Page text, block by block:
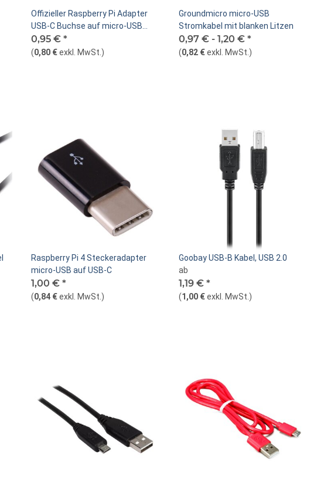
Offizieller Raspberry Pi Adapter
USB-C Buchse auf micro-USB
Stecker
0,95 € *
(0,80 €exkl. MwSt. )
Groundmicro micro-USB
Stromkabel mit blanken Litzen
0,97 € - 1,20 € *
(0,82 €exkl. MwSt. )
Raspberry Pi 4 Steckeradapter
micro-USB auf USB-C
1,00 € *
(0,84 €exkl. MwSt. )
Goobay USB-B Kabel, USB 2.0
ab
1,19 € *
(1,00 €exkl. MwSt. )